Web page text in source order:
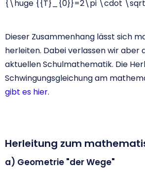
{\huge {{T}_{0}}=2\pi \cdot
Dieser Zusammenhang lässt sich
herleiten. Dabei verlassen wir aber
aktuellen Schulmathematik. Die
Schwingungsgleichung am
gibt es hier.
Herleitung zum
a) Geometrie "der Wege"